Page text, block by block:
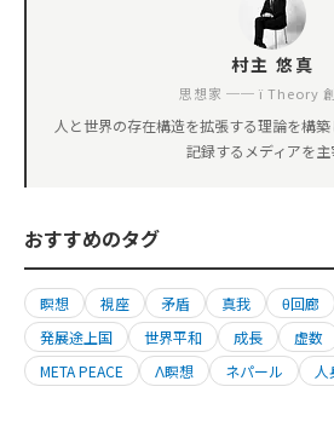
村主 悠真
思想家 ── ï Theory
人と世界の存在構造を拡張する理論を構
記録するメディアを主
おすすめのタグ
瞑想 視座 矛盾 真我 θ回廊
発展途上国
世界平和 成長 虚数
META PEACE
Λ瞑想 ネパール 人